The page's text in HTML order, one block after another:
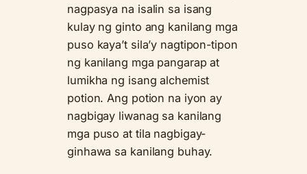
nagpasya na isalin sa isang
kulay ng ginto ang kanilang mga
puso kaya’t sila’y nagtipon-tipon
ng kanilang mga pangarap at
lumikha ng isang alchemist
potion. Ang potion na iyon ay
nagbigay liwanag sa kanilang
mga puso at tila nagbigay-
ginhawa sa kanilang buhay.